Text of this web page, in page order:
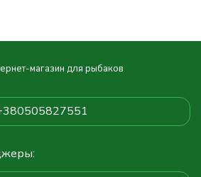
магазин для рыбаков